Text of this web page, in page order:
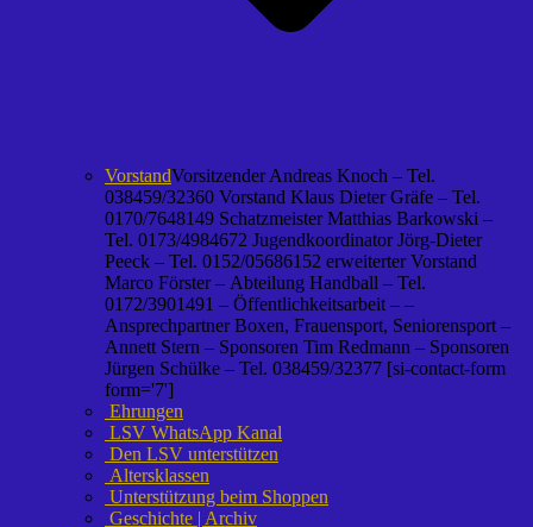
VorstandVorsitzender Andreas Knoch – Tel.
038459/32360 Vorstand Klaus Dieter Gräfe – Tel.
0170/7648149 Schatzmeister Matthias Barkowski –
Tel. 0173/4984672 Jugendkoordinator Jörg-Dieter
Peeck – Tel. 0152/05686152 erweiterter Vorstand
Marco Förster – Abteilung Handball – Tel.
0172/3901491 – Öffentlichkeitsarbeit – –
Ansprechpartner Boxen, Frauensport, Seniorensport –
Annett Stern – Sponsoren Tim Redmann – Sponsoren
Jürgen Schülke – Tel. 038459/32377 [si-contact-form
form='7']
Ehrungen
LSV WhatsApp Kanal
Den LSV unterstützen
Altersklassen
Unterstützung beim Shoppen
Geschichte | Archiv